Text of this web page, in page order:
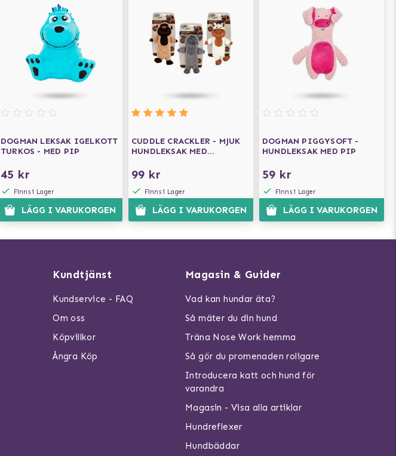
DOGMAN LEKSAK IGELKOTT
TURKOS - MED PIP
45 kr
Finns i Lager
LÄGG I VARUKORGEN
CUDDLE CRACKLER - MJUK
HUNDLEKSAK MED
99 kr
Finns i Lager
LÄGG I VARUKORGEN
DOGMAN PIGGYSOFT -
HUNDLEKSAK MED PIP
59 kr
Finns i Lager
LÄGG I VARUKORGEN
Kundtjänst
Kundservice - FAQ
Om oss
Köpvillkor
Ångra Köp
Magasin & Guider
Vad kan hundar äta?
Så mäter du din hund
Träna Nose Work hemma
Så gör du promenaden roligare
Introducera katt och hund för
varandra
Magasin - Visa alla artiklar
Hundreflexer
Hundbäddar